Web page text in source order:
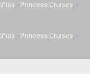
Princess Cruises
Princess Cruises